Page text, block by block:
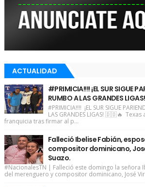
ACTUALIDAD
#PRIMICIA!!!! ¡EL SUR SIGUE
RUMBO A LAS GRANDES LIGAS!
#PRIMICIA!!!! ¡EL SUR SIGUE
LAS GRANDES LIGAS! 🇩🇴🔥
franquicia tras firmar al p...
Falleció Ibelise Fabián,
compositor dominicano,
Suazo.
#NacionalesTN | Falleció este domingo la señora
del merenguero y compositor dominicano, José